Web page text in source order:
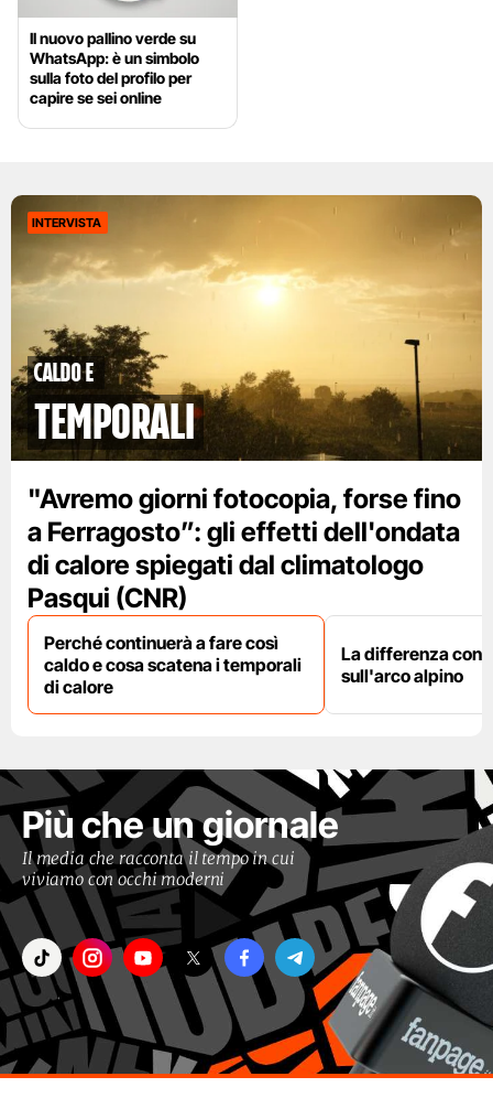
Il nuovo pallino verde su
WhatsApp: è un simbolo
sulla foto del profilo per
capire se sei online
INTERVISTA
caldo e
temporali
"Avremo giorni fotocopia, forse fino
a Ferragosto”: gli effetti dell'ondata
di calore spiegati dal climatologo
Pasqui (CNR)
Perché continuerà a fare così
caldo e cosa scatena i temporali
di calore
La differenza con
sull'arco alpino
Più che un giornale
Il media che racconta il tempo in cui
viviamo con occhi moderni